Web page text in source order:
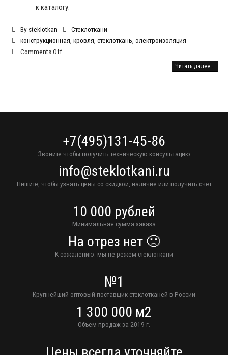
к каталогу.
By steklotkan
Стеклоткани
конструкционная кровля стеклоткань электроизоляция
Comments Off
Читать далее...
+7(495)131-45-86
Звоните чтобы получить техническую консультацию
info@steklotkani.ru
Пишите, чтобы узнать цены со скидкой, наличие или получить счет
10 000 рублей
Минимальная сумма заказа
На отрез нет 🙁
К сожалению. мы не режем стеклоткани
№1
Крупнейший оптовый поставщик стеклотканей в России
1 300 000 м2
Объем продаж за 2019 г.